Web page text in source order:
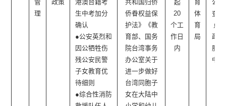
管
理
政策
港澳台籍考
生中考加分
确认
●公安英烈和
因公牺牲伤
残公安民警
子女教育优
待细则
●综合性消防
共和国归侨
侨眷权益保
护法》《教
育部、国务
院台湾事务
办公室关于
进一步做好
台湾同胞子
女在大陆中
起
20
个工
作日
内
育
体
育
局
公开
查阅
点□
政务
服务
中心